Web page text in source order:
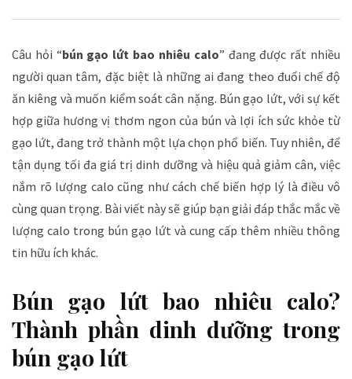
Câu hỏi “bún gạo lứt bao nhiêu calo” đang được rất nhiều
người quan tâm, đặc biệt là những ai đang theo đuổi chế độ
ăn kiêng và muốn kiểm soát cân nặng. Bún gạo lứt, với sự kết
hợp giữa hương vị thơm ngon của bún và lợi ích sức khỏe từ
gạo lứt, đang trở thành một lựa chọn phổ biến. Tuy nhiên, để
tận dụng tối đa giá trị dinh dưỡng và hiệu quả giảm cân, việc
nắm rõ lượng calo cũng như cách chế biến hợp lý là điều vô
cùng quan trọng. Bài viết này sẽ giúp bạn giải đáp thắc mắc về
lượng calo trong bún gạo lứt và cung cấp thêm nhiều thông
tin hữu ích khác.
Bún gạo lứt bao nhiêu calo?
Thành phần dinh dưỡng trong
bún gạo lứt